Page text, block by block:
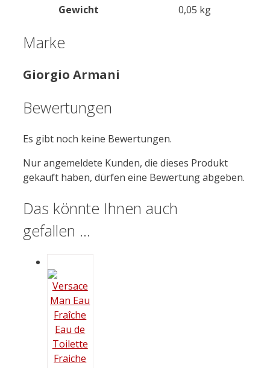
Gewicht 0,05 kg
Marke
Giorgio Armani
Bewertungen
Es gibt noch keine Bewertungen.
Nur angemeldete Kunden, die dieses Produkt
gekauft haben, dürfen eine Bewertung abgeben.
Das könnte Ihnen auch
gefallen …